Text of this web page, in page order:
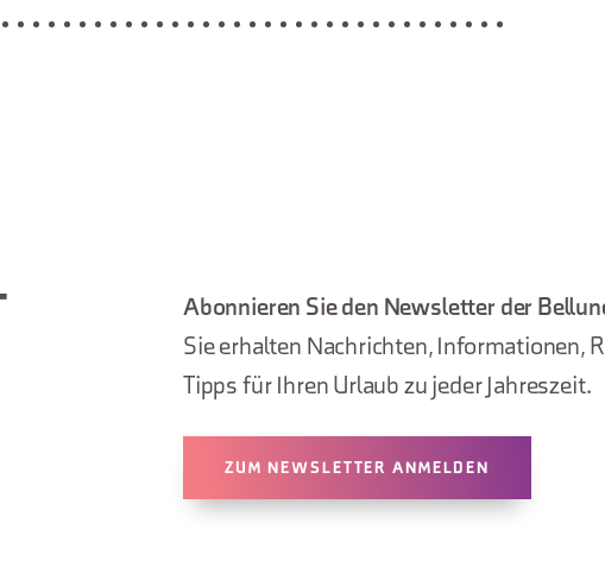
Abonnieren Sie den Newsletter der
Sie erhalten Nachrichten, Informationen,
Tipps für Ihren Urlaub zu jeder Jahreszeit.
ZUM NEWSLETTER ANMELDEN